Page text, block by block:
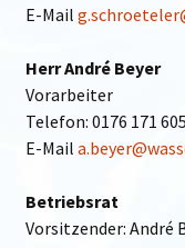
E-Mail
Herr André Beyer
Vorarbeiter
Telefon: 0176 171
E-Mail
Betriebsrat
Vorsitzender: André